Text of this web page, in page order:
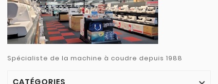
Spécialiste de la machine à coudre depuis 1988